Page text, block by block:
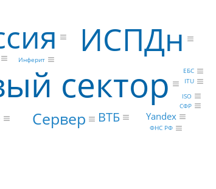
сектор
ИСПДн
Сервер ВТБ Yandex
Инферит
ФНС РФ
СФР
ISO
ITU
ЕБС